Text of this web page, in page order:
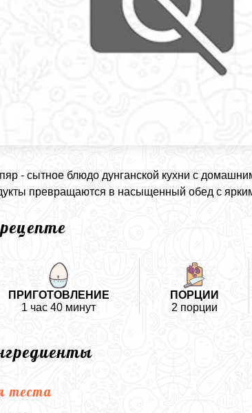
- сытное блюдо дунганской кухни с
превращаются в насыщенный обед с
ПРИГОТОВЛЕНИЕ
1 час 40 минут
ПОРЦИИ
2 порции
теста